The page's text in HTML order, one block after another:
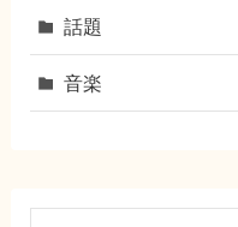
話題
音楽